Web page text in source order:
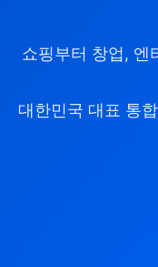
쇼핑부터 창업, 엔
대한민국 대표 통